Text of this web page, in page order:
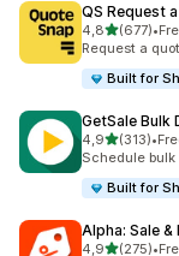
QS Request
4,8/ 5 tähteä
(677)
677 •
Request a
Built for
GetSale Bulk
4,9/ 5 tähteä
(313)
313 •
Schedule bulk
Built for
Alpha: Sale
4,9/ 5 tähteä
(275)•